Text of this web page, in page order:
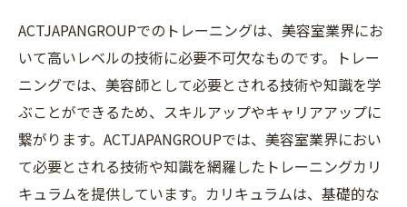
ACTJAPANGROUPでのトレーニングは、美容室業界にお
いて高いレベルの技術に必要不可欠なものです。トレー
ニングでは、美容師として必要とされる技術や知識を学
ぶことができるため、スキルアップやキャリアアップに
繋がります。ACTJAPANGROUPでは、美容室業界におい
て必要とされる技術や知識を網羅したトレーニングカリ
キュラムを提供しています。カリキュラムは、基礎的な